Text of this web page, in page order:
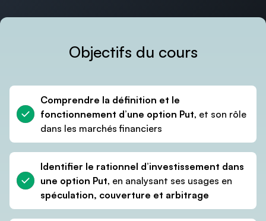
recherchent dans les domaines :
Quant – Trading – Structuring – Sales –
Gestion de Portefeuille – ECM
Objectifs du cours
Comprendre la définition et le
fonctionnement d’une option Put, et son rôle
dans les marchés financiers
Identifier le rationnel d’investissement dans
une option Put, en analysant ses usages en
spéculation, couverture et arbitrage